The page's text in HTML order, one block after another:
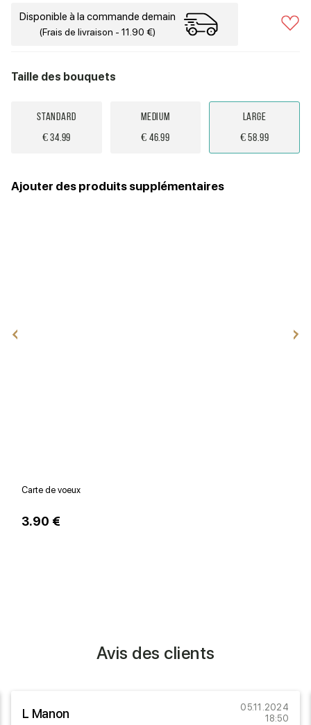
Disponible à la commande demain
(Frais de livraison - 11.90 €)
Taille des bouquets
Standard
€ 34.99
Medium
€ 46.99
Large
€ 58.99
Ajouter des produits supplémentaires
Carte de voeux
3.90 €
Avis des clients
L Manon
05.11.2024
18:50